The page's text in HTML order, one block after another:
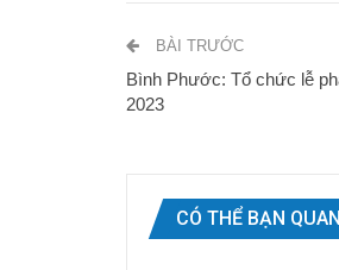
BÀI TRƯỚC
Bình Phước: Tổ chức lễ
2023
CÓ THỂ BẠN